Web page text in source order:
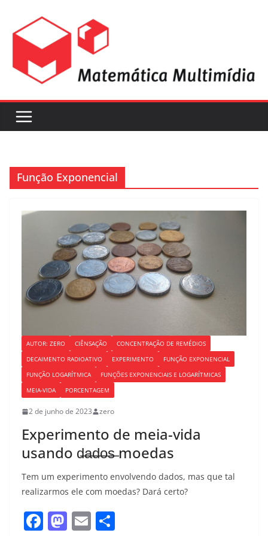
Função Exponencial
AUTOR: ZERO CIÊNSAÇÃO
CONCENTRAÇÃO DE REMÉDIOS
DECAIMENTO RADIOATIVO
EXPERIMENTO
FUNÇÃO EXPONENCIAL
FUNÇÃO LOGARÍTMICA
FUNÇÕES EXPONENCIAIS E LOGARÍTMICAS
MEIA-VIDA
PORCENTAGEM
2 de junho de 2023 zero
Experimento de meia-vida
usando d̶a̶d̶o̶s̶ moedas
Tem um experimento envolvendo dados, mas que tal
realizarmos ele com moedas? Dará certo?
F M E